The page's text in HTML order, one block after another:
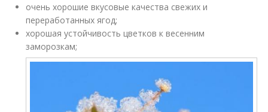
очень хорошие вкусовые качества свежих и
переработанных ягод;
хорошая устойчивость цветков к весенним
заморозкам;